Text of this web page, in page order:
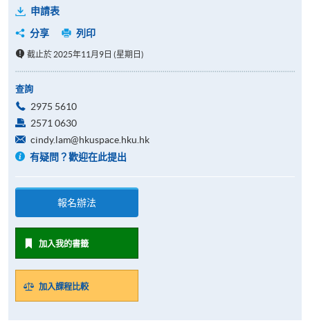
申請表
分享
列印
截止於 2025年11月9日 (星期日)
查詢
2975 5610
2571 0630
cindy.lam@hkuspace.hku.hk
有疑問？歡迎在此提出
報名辦法
加入我的書籤
加入課程比較